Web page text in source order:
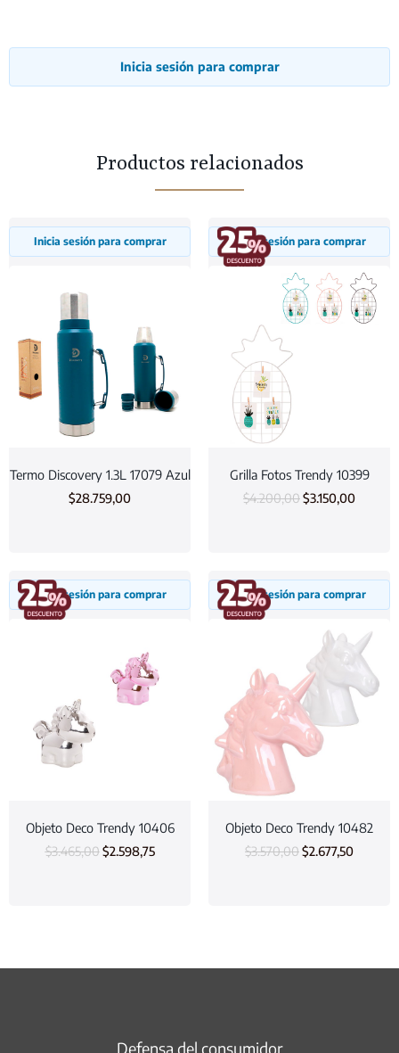
Inicia sesión para comprar
Productos relacionados
Inicia sesión para comprar
Termo Discovery 1.3L 17079 Azul
$28.759,00
Inicia sesión para comprar
Grilla Fotos Trendy 10399
$4.200,00$3.150,00
Inicia sesión para comprar
Objeto Deco Trendy 10406
$3.465,00 $2.598,75
Inicia sesión para comprar
Objeto Deco Trendy 10482
$3.570,00$2.677,50
Defensa del consumidor